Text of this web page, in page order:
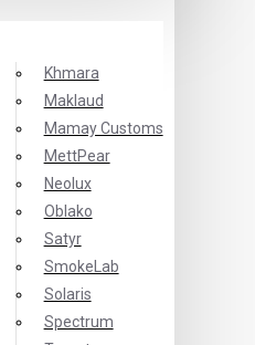
Khmara
Maklaud
Mamay Customs
MettPear
Neolux
Oblako
Satyr
SmokeLab
Solaris
Spectrum